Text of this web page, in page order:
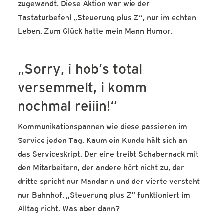
zugewandt. Diese Aktion war wie der
Tastaturbefehl „Steuerung plus Z“, nur im echten
Leben. Zum Glück hatte mein Mann Humor.
„Sorry, i hob’s total
versemmelt, i komm
nochmal reiiin!“
Kommunikationspannen wie diese passieren im
Service jeden Tag. Kaum ein Kunde hält sich an
das Serviceskript. Der eine treibt Schabernack mit
den Mitarbeitern, der andere hört nicht zu, der
dritte spricht nur Mandarin und der vierte versteht
nur Bahnhof. „Steuerung plus Z“ funktioniert im
Alltag nicht. Was aber dann?